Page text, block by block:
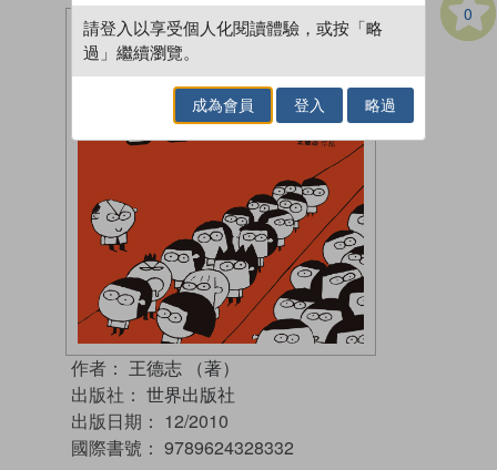
0
作者： 王德志 （著）
出版社： 世界出版社
出版日期： 12/2010
國際書號： 9789624328332
請登入以享受個人化閱讀體驗，或按「略
過」繼續瀏覽。
成為會員 登入 略過